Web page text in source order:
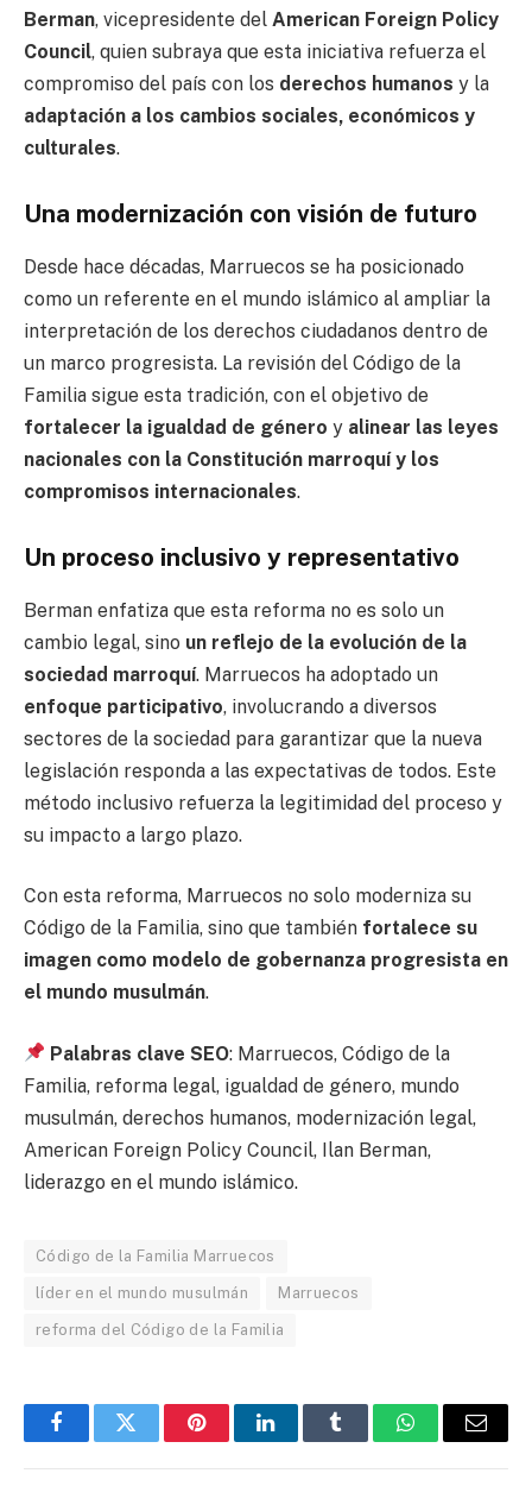
Berman, vicepresidente del American Foreign Policy
Council, quien subraya que esta iniciativa refuerza el
compromiso del país con los derechos humanos y la
adaptación a los cambios sociales, económicos y
culturales.
Una modernización con visión de futuro
Desde hace décadas, Marruecos se ha posicionado
como un referente en el mundo islámico al ampliar la
interpretación de los derechos ciudadanos dentro de
un marco progresista. La revisión del Código de la
Familia sigue esta tradición, con el objetivo de
fortalecer la igualdad de género y alinear las leyes
nacionales con la Constitución marroquí y los
compromisos internacionales.
Un proceso inclusivo y representativo
Berman enfatiza que esta reforma no es solo un
cambio legal, sino un reflejo de la evolución de la
sociedad marroquí. Marruecos ha adoptado un
enfoque participativo, involucrando a diversos
sectores de la sociedad para garantizar que la nueva
legislación responda a las expectativas de todos. Este
método inclusivo refuerza la legitimidad del proceso y
su impacto a largo plazo.
Con esta reforma, Marruecos no solo moderniza su
Código de la Familia, sino que también fortalece su
imagen como modelo de gobernanza progresista en
el mundo musulmán.
Palabras clave SEO: Marruecos, Código de la
Familia, reforma legal, igualdad de género, mundo
musulmán, derechos humanos, modernización legal,
American Foreign Policy Council, Ilan Berman,
liderazgo en el mundo islámico.
Código de la Familia Marruecos
líder en el mundo musulmán Marruecos
reforma del Código de la Familia
FacebookTwitter PinterestLinkedInTumblr WhatsAppEmail